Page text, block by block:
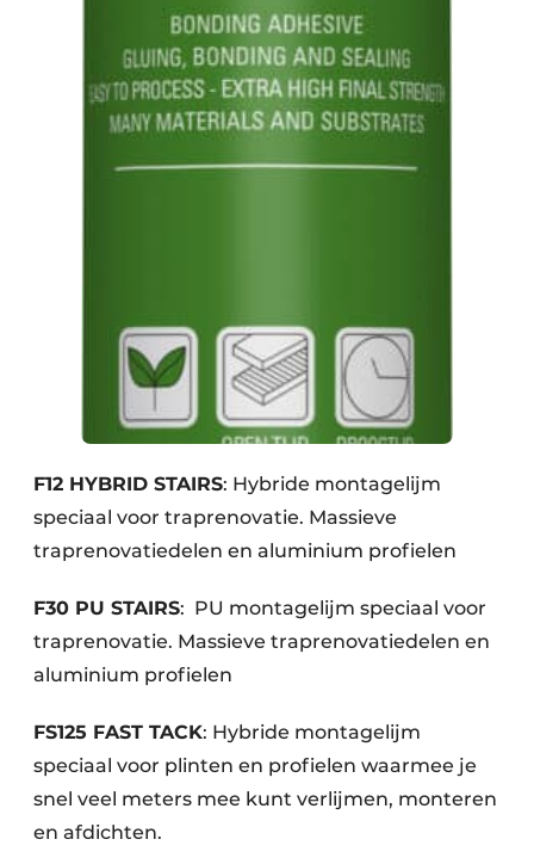
F12 HYBRID STAIRS: Hybride montagelijm
speciaal voor traprenovatie. Massieve
traprenovatiedelen en aluminium profielen
F30 PU STAIRS: PU montagelijm speciaal voor
traprenovatie. Massieve traprenovatiedelen en
aluminium profielen
FS125 FAST TACK: Hybride montagelijm
speciaal voor plinten en profielen waarmee je
snel veel meters mee kunt verlijmen, monteren
en afdichten.